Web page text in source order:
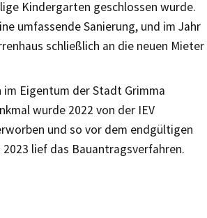
Kindergarten geschlossen wurde.
umfassende Sanierung, und im Jahr
schließlich an die neuen Mieter
im Eigentum der Stadt Grimma
wurde 2022 von der IEV
und so vor dem endgültigen
lief das Bauantragsverfahren.